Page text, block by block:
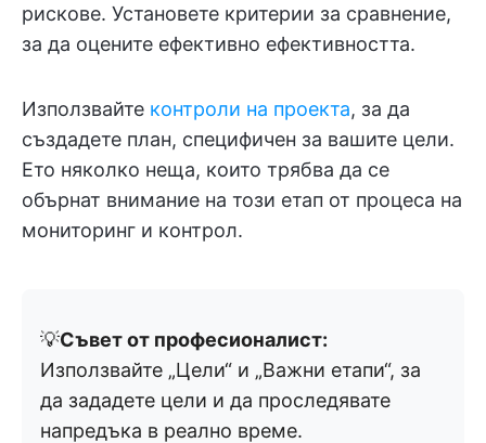
рискове. Установете критерии за сравнение,
за да оцените ефективно ефективността.
Използвайте контроли на проекта, за да
създадете план, специфичен за вашите цели.
Ето няколко неща, които трябва да се
обърнат внимание на този етап от процеса на
мониторинг и контрол.
💡Съвет от професионалист:
Използвайте „Цели“ и „Важни етапи“, за
да зададете цели и да проследявате
напредъка в реално време.